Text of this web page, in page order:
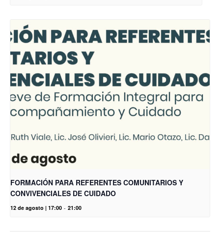
FORMACIÓN PARA REFERENTES COMUNITARIOS Y
CONVIVENCIALES DE CUIDADO
12 de agosto | 17:00 - 21:00